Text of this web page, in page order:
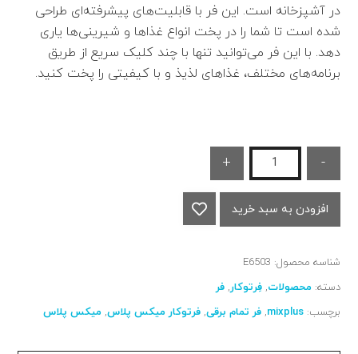
در آشپزخانه است. این فر با قابلیت‌های پیشرفته‌ای طراحی
شده است تا شما را در پخت انواع غذاها و شیرینی‌ها یاری
دهد. با این فر می‌توانید تنها با چند کلیک سریع از طریق
برنامه‌های مختلف، غذاهای لذیذ و با کیفیتی را پخت کنید.
-
+
افزودن به سبد خرید
شناسه محصول: E6503
دسته:محصولات,فِرتوکار,فر
برچسب:mixplus
,فر تمام برقی,فرتوکار میکس پلاس,میکس پلاس